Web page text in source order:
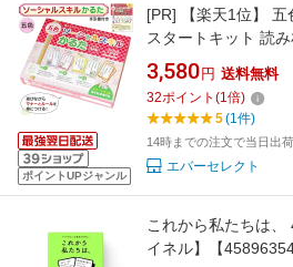
ポイントUPジャンル
[PR]
【楽天1位】
スタートキット 読
ル 子ども トレーニ
色 五色 カード ゲー
おもちゃ 教材 学習
3,580 円 送料無料
32ポイント (1倍)
5(1件)
14時までの注文で当日出
エバーセレクト
これから私たちは
イネル】【